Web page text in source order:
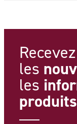
les
les
produits